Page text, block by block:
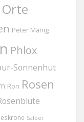
Orte
Peter Manig
Phlox
Sonnenhut
Ron Rosen
Salbei